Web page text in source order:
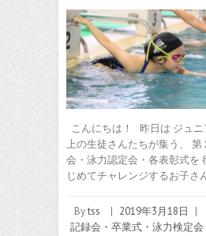
こんにちは！ 昨日は ジュニ
上の生徒さんたちが集う、 第
会・泳力認定会・各表彰式
じめてチャレンジするお子さ
Bytss | 2019年3月18日
|
記録会・卒業式・泳力検定会